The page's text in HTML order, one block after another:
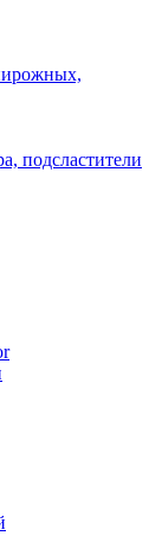
подсластители